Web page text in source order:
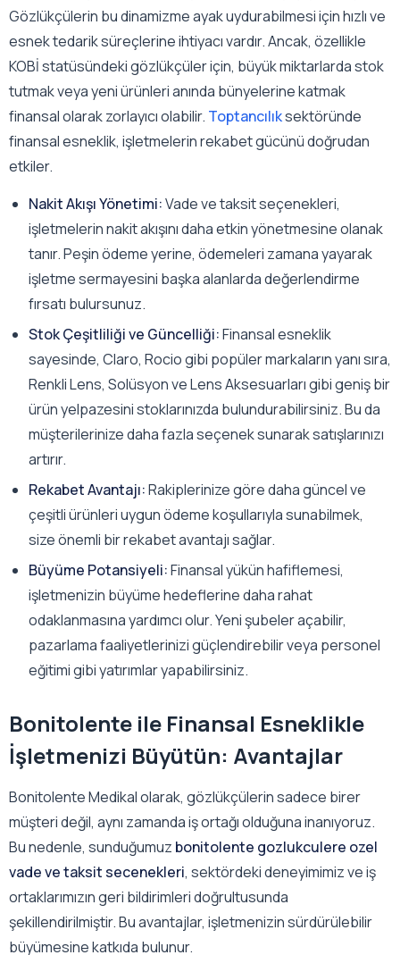
Gözlükçülerin bu dinamizme ayak uydurabilmesi için hızlı ve
esnek tedarik süreçlerine ihtiyacı vardır. Ancak, özellikle
KOBİ statüsündeki gözlükçüler için, büyük miktarlarda stok
tutmak veya yeni ürünleri anında bünyelerine katmak
finansal olarak zorlayıcı olabilir. Toptancılıksektöründe
finansal esneklik, işletmelerin rekabet gücünü doğrudan
etkiler.
Nakit Akışı Yönetimi:Vade ve taksit seçenekleri,
işletmelerin nakit akışını daha etkin yönetmesine olanak
tanır. Peşin ödeme yerine, ödemeleri zamana yayarak
işletme sermayesini başka alanlarda değerlendirme
fırsatı bulursunuz.
Stok Çeşitliliği ve Güncelliği:Finansal esneklik
sayesinde, Claro, Rocio gibi popüler markaların yanı sıra,
Renkli Lens, Solüsyon ve Lens Aksesuarları gibi geniş bir
ürün yelpazesini stoklarınızda bulundurabilirsiniz. Bu da
müşterilerinize daha fazla seçenek sunarak satışlarınızı
artırır.
Rekabet Avantajı:Rakiplerinize göre daha güncel ve
çeşitli ürünleri uygun ödeme koşullarıyla sunabilmek,
size önemli bir rekabet avantajı sağlar.
Büyüme Potansiyeli:Finansal yükün hafiflemesi,
işletmenizin büyüme hedeflerine daha rahat
odaklanmasına yardımcı olur. Yeni şubeler açabilir,
pazarlama faaliyetlerinizi güçlendirebilir veya personel
eğitimi gibi yatırımlar yapabilirsiniz.
Bonitolente ile Finansal Esneklikle
İşletmenizi Büyütün: Avantajlar
Bonitolente Medikal olarak, gözlükçülerin sadece birer
müşteri değil, aynı zamanda iş ortağı olduğuna inanıyoruz.
Bu nedenle, sunduğumuz bonitolente gozlukculere ozel
vade ve taksit secenekleri, sektördeki deneyimimiz ve iş
ortaklarımızın geri bildirimleri doğrultusunda
şekillendirilmiştir. Bu avantajlar, işletmenizin sürdürülebilir
büyümesine katkıda bulunur.